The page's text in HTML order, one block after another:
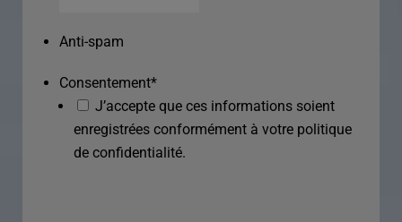
Anti-spam
Consentement*
J’accepte que ces informations soient
enregistrées conformément à votre politique
de confidentialité.